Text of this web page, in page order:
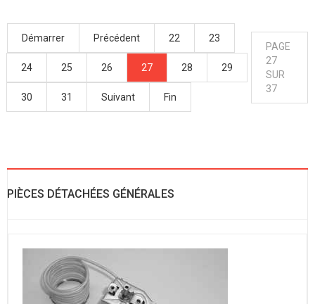
Démarrer Précédent 22 23
24 25 26 27 28 29
30 31 Suivant Fin
PAGE
27
SUR
37
PIÈCES DÉTACHÉES GÉNÉRALES